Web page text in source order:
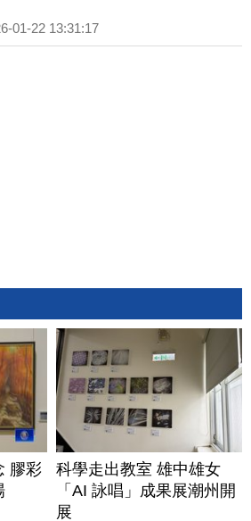
01-22 13:31:17
膠彩
科學走出教室 雄中雄女
「AI 詠唱」成果展潮州開
展